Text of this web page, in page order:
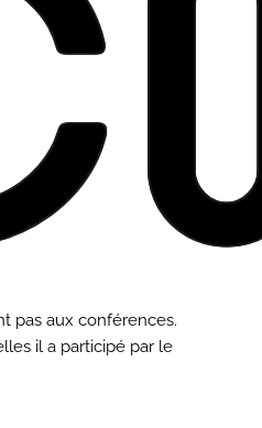
pas aux conférences.
il a participé par le